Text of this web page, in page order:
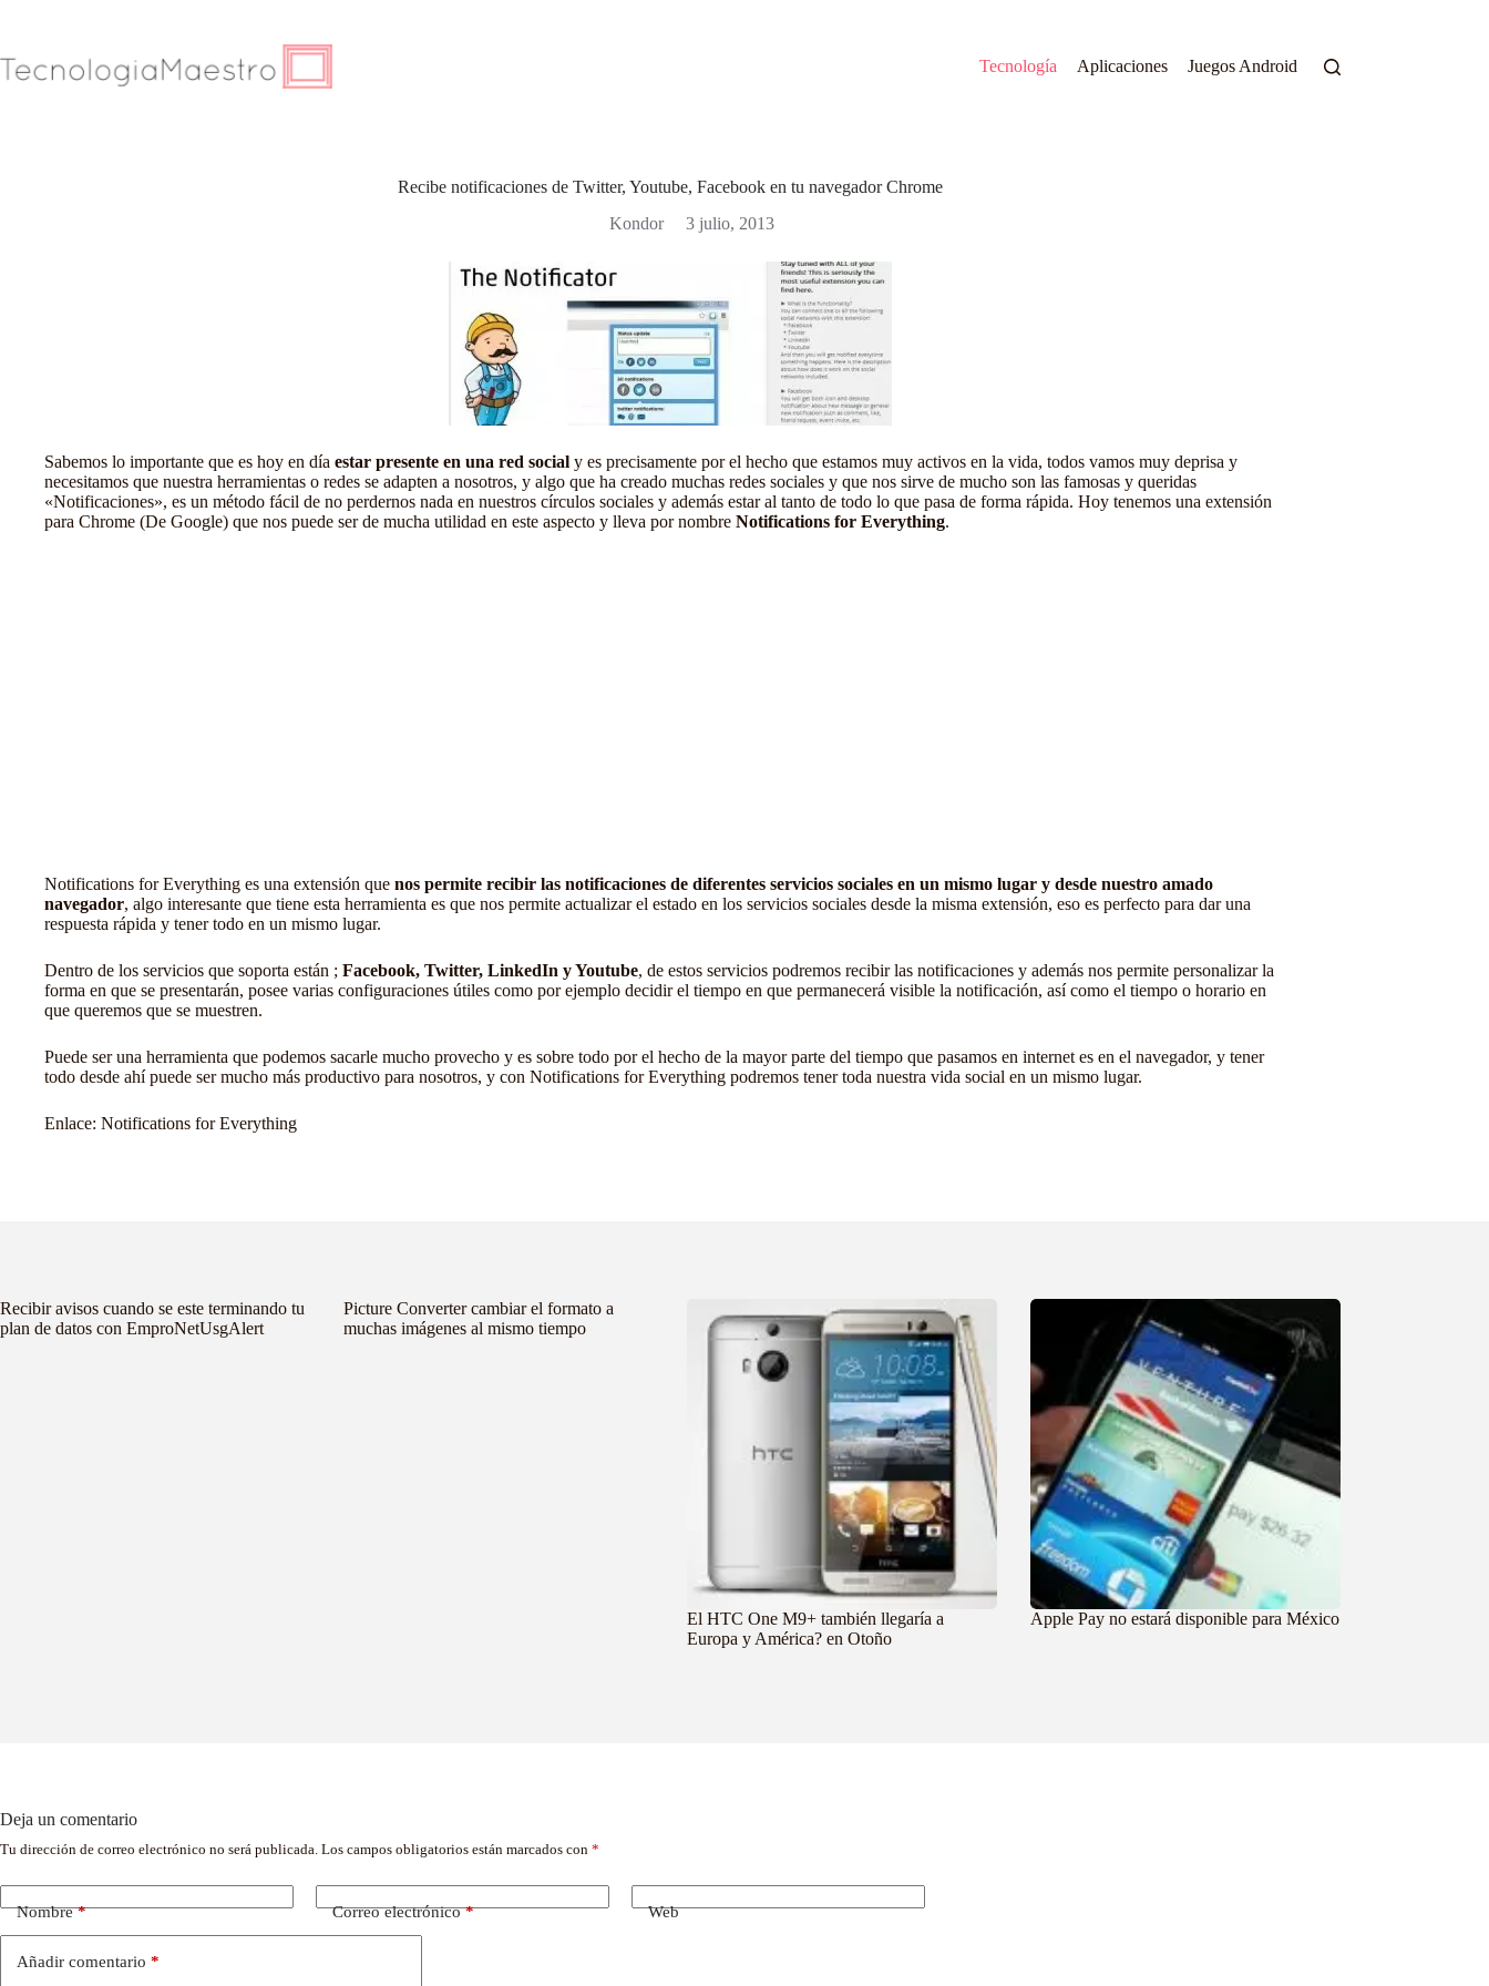
Tecnología
Aplicaciones Juegos Android
Recibe notificaciones de Twitter, Youtube, Facebook en tu navegador Chrome
Kondor
3 julio, 2013
Sabemos lo importante que es hoy en día estar presente en una red social y es precisamente por el hecho que estamos muy activos en la vida, todos vamos muy deprisa y
necesitamos que nuestra herramientas o redes se adapten a nosotros, y algo que ha creado muchas redes sociales y que nos sirve de mucho son las famosas y queridas
«Notificaciones», es un método fácil de no perdernos nada en nuestros círculos sociales y además estar al tanto de todo lo que pasa de forma rápida. Hoy tenemos una extensión
para Chrome (De Google) que nos puede ser de mucha utilidad en este aspecto y lleva por nombre Notifications for Everything.
Notifications for Everything es una extensión que nos permite recibir las notificaciones de diferentes servicios sociales en un mismo lugar y desde nuestro amado
navegador, algo interesante que tiene esta herramienta es que nos permite actualizar el estado en los servicios sociales desde la misma extensión, eso es perfecto para dar una
respuesta rápida y tener todo en un mismo lugar.
Dentro de los servicios que soporta están ; Facebook, Twitter, LinkedIn y Youtube, de estos servicios podremos recibir las notificaciones y además nos permite personalizar la
forma en que se presentarán, posee varias configuraciones útiles como por ejemplo decidir el tiempo en que permanecerá visible la notificación, así como el tiempo o horario en
que queremos que se muestren.
Puede ser una herramienta que podemos sacarle mucho provecho y es sobre todo por el hecho de la mayor parte del tiempo que pasamos en internet es en el navegador, y tener
todo desde ahí puede ser mucho más productivo para nosotros, y con Notifications for Everything podremos tener toda nuestra vida social en un mismo lugar.
Enlace: Notifications for Everything
Recibir avisos cuando se este terminando tu
plan de datos con EmproNetUsgAlert
Picture Converter cambiar el formato a
muchas imágenes al mismo tiempo
El HTC One M9+ también llegaría a
Europa y América? en Otoño
Apple Pay no estará disponible para México
Deja un comentario
Tu dirección de correo electrónico no será publicada. Los campos obligatorios están marcados con *
Nombre* Correo electrónico* Web
Añadir comentario *